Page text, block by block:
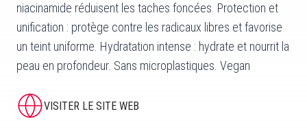
niacinamide réduisent les taches foncées. Protection et
unification : protège contre les radicaux libres et favorise
un teint uniforme. Hydratation intense : hydrate et nourrit la
peau en profondeur. Sans microplastiques. Vegan
VISITER LE SITE WEB